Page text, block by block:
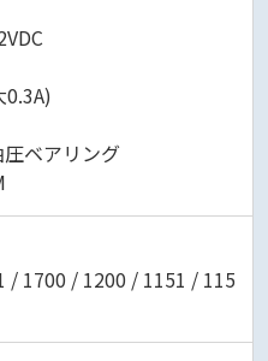
ベアリング
/ 1700 / 1200 / 1151 / 115